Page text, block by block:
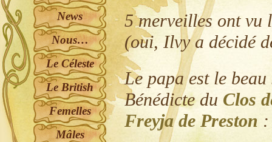
5 merveilles ont vu
(oui, Ilvy a décidé
Le papa est le
Bénédicte du Clos
Freyja de Preston :
News
Nous…
Le Céleste
Le British
Femelles
Mâles